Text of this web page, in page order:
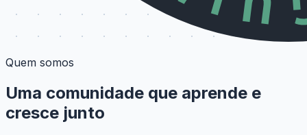
Quem somos
Uma comunidade que aprende e
cresce junto